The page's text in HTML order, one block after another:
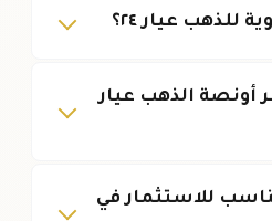
للذهب عيار ٢٤؟
أونصة الذهب عيار
عيار ٢٤ مناسب للاستثمار في